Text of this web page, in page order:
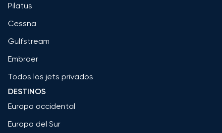
Pilatus
Cessna
Gulfstream
Embraer
Todos los jets privados
DESTINOS
Europa occidental
Europa del Sur